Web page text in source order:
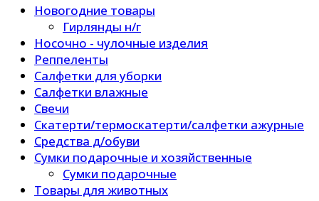
Новогодние товары
Гирлянды н/г
Носочно - чулочные изделия
Реппеленты
Салфетки для уборки
Салфетки влажные
Свечи
Скатерти/термоскатерти/салфетки ажурные
Средства д/обуви
Сумки подарочные и хозяйственные
Сумки подарочные
Товары для животных